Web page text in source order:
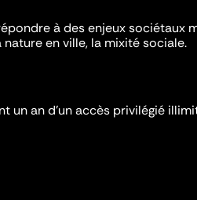
à des enjeux sociétaux
en ville, la mixité sociale.
un an d’un accès privilégié